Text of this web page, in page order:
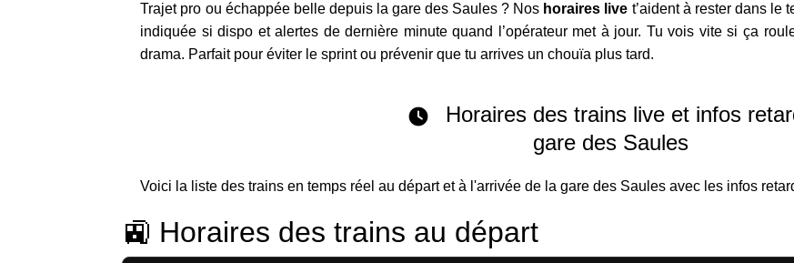
Trajet pro ou échappée belle depuis la gare des Saules ? Nos horaires live t’aident à rester dans le
indiquée si dispo et alertes de dernière minute quand l’opérateur met à jour. Tu vois vite si ça
drama. Parfait pour éviter le sprint ou prévenir que tu arrives un chouïa plus tard.
Horaires des trains live et infos
gare des Saules
Voici la liste des trains en temps réel au départ et à l'arrivée de la gare des Saules avec les infos
🚉 Horaires des trains au départ